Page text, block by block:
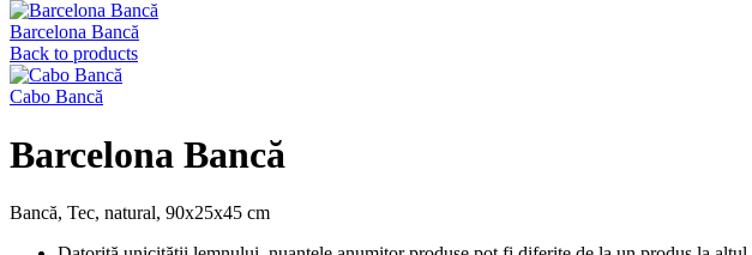
Barcelona Bancă
Back to products
Cabo Bancă
Barcelona Bancă
Bancă, Tec, natural, 90x25x45 cm